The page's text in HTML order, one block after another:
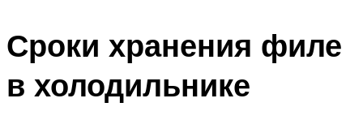
Сроки хранения филе
в холодильнике